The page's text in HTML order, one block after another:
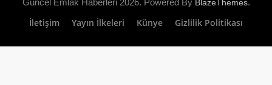
Güncel Emlak Haberleri 2026. Powered By BlazeThemes.
İletişim Yayın İlkeleri Künye Gizlilik Politikası